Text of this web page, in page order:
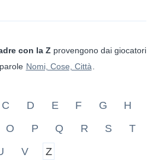
con la Z provengono dai giocatori
Nomi, Cose, Città
C D E F G
H
O P Q R S
T
V Z